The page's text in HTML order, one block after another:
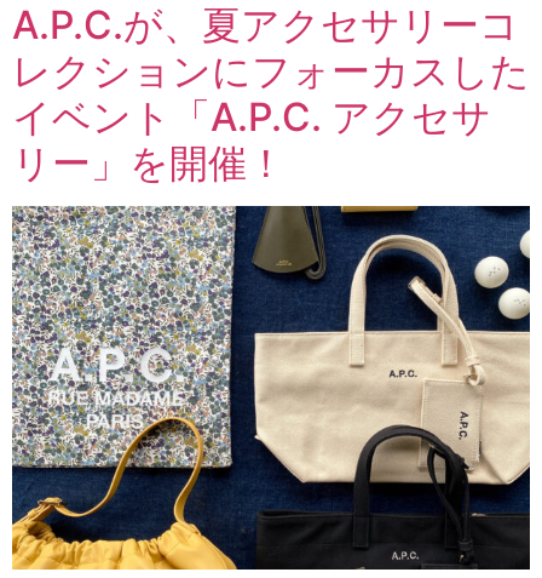
A.P.C.が、夏アクセサリーコ
レクションにフォーカスした
イベント「A.P.C. アクセサ
リー」を開催！